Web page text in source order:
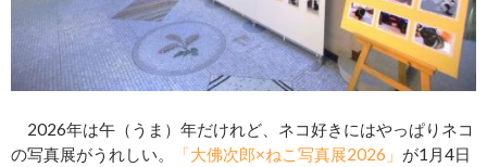
2026年は午（うま）年だけれど、ネコ好きにはやっぱりネコ
の写真展がうれしい。
「大佛次郎×ねこ写真展2026」 が1月4日